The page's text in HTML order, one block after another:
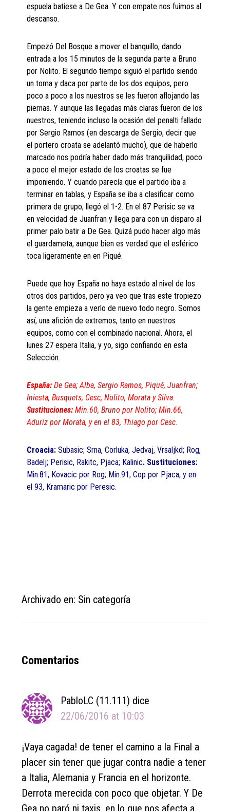
espuela batiese a De Gea. Y con empate nos fuimos al
descanso.
Empezó Del Bosque a mover el banquillo, dando
entrada a los 15 minutos de la segunda parte a Bruno
por Nolito. El segundo tiempo siguió el partido siendo
un toma y daca por parte de los dos equipos, pero
poco a poco a los nuestros se les fueron aflojando las
piernas. Y aunque las llegadas más claras fueron de los
nuestros, teniendo incluso la ocasión del penalti fallado
por Sergio Ramos (en descarga de Sergio, decir que
el portero croata se adelantó mucho), que de haberlo
marcado nos podría haber dado más tranquilidad, poco
a poco el mejor estado de los croatas se fue
imponiendo. Y cuando parecía que el partido iba a
terminar en tablas, y España se iba a clasificar como
primera de grupo, llegó el 1-2. En el 87 Perisic se va
en velocidad de Juanfran y llega para con un disparo al
primer palo batir a De Gea. Quizá pudo hacer algo más
el guardameta, aunque bien es verdad que el esférico
toca ligeramente en en Piqué.
Puede que hoy España no haya estado al nivel de los
otros dos partidos, pero ya veo que tras este tropiezo
la gente empieza a verlo de nuevo todo negro. Somos
así, una afición de extremos, tanto en nuestros
equipos, como con el combinado nacional. Ahora, el
lunes 27 espera Italia, y yo, sigo confiando en esta
Selección.
España:De Gea; Alba, Sergio Ramos, Piqué, Juanfran;
Iniesta, Busquets, Cesc; Nolito, Morata y Silva.
Sustituciones: Min.60, Bruno por Nolito; Min.66,
Aduriz por Morata, y en el 83, Thiago por Cesc.
Croacia: Subasic; Srna, Corluka, Jedvaj, Vrsaljkd; Rog,
Badelj; Perisic, Rakitc, Pjaca; Kalinic. Sustituciones:
Min.81, Kovacic por Rog; Min.91, Cop por Pjaca, y en
el 93, Kramaric por Peresic.
Archivado en: Sin categoría
Reader
Comentarios
PabloLC (11.111) dice
22/06/2016 at 10:03
¡Vaya cagada! de tener el camino a la Final a
placer sin tener que jugar contra nadie a tener
a Italia, Alemania y Francia en el horizonte.
Derrota merecida con poco que objetar. Y De
Gea no paró ni taxis, en lo que nos afecta a